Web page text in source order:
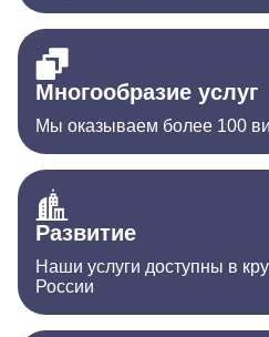
Многообразие услуг
Мы оказываем более 100
Развитие
Наши услуги доступны в
России